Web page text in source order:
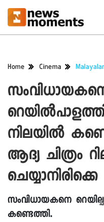
Home Cinema
നിലയില്‍
ആദ്യ ചിത്രം
ചെയ്യാനിരിക്കെ
സംവിധായകനെ
കണ്ടെത്തി.